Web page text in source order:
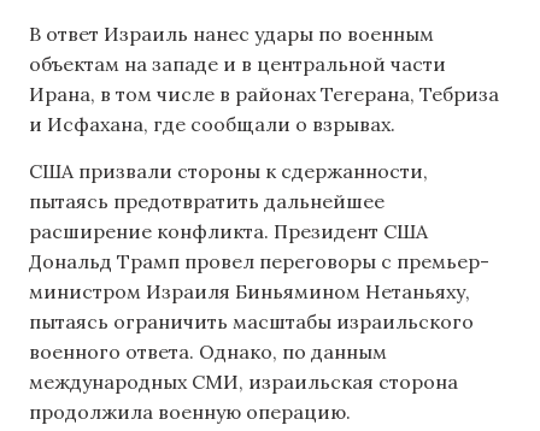
В ответ Израиль нанес удары по военным
объектам на западе и в центральной части
Ирана, в том числе в районах Тегерана, Тебриза
и Исфахана, где сообщали о взрывах.
США призвали стороны к сдержанности,
пытаясь предотвратить дальнейшее
расширение конфликта. Президент США
Дональд Трамп провел переговоры с премьер-
министром Израиля Биньямином Нетаньяху,
пытаясь ограничить масштабы израильского
военного ответа. Однако, по данным
международных СМИ, израильская сторона
продолжила военную операцию.